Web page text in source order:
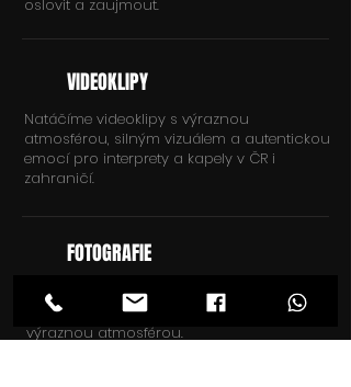
oslovit a zaujmout.
VIDEOKLIPY
Natáčíme videoklipy s výraznou
atmosférou, silným vizuálem a autentickou
emocí pro interprety a kapely v ČR i
zahraničí.
FOTOGRAFIE
Tvoříme fotografie, které propojují emoci,
světlo a autentický moment do vizuálu s
výraznou atmosférou.